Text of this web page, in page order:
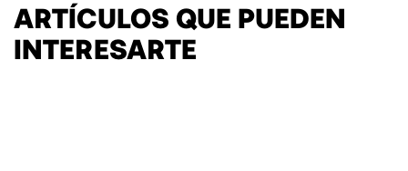
ARTÍCULOS QUE PUEDEN
INTERESARTE